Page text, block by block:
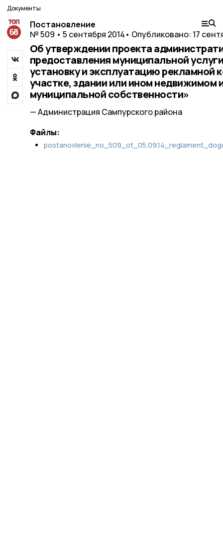
Документы
Постановление
№ 509 • 5 сентября 2014• Опубликовано: 17
Об утверждении проекта
предоставления муниципальной
установку и эксплуатацию рекламной
участке, здании или ином недвижимом
муниципальной собственности»
— Администрация Сампурского района
Файлы: